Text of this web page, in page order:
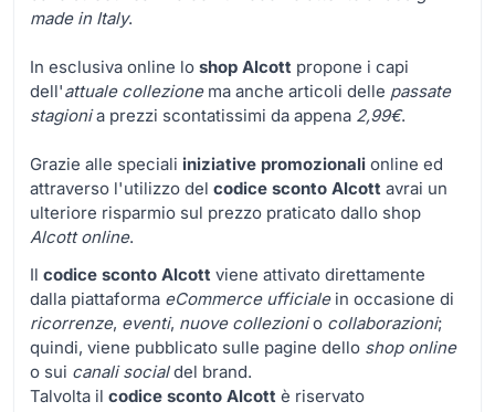
made in Italy.
In esclusiva online lo shop Alcott propone i capi
dell'attuale collezionema anche articoli delle passate
stagionia prezzi scontatissimi da appena 2,99€.
Grazie alle speciali iniziative promozionali online ed
attraverso l'utilizzo del codice sconto Alcott avrai un
ulteriore risparmio sul prezzo praticato dallo shop
Alcott online.
Il codice sconto Alcott viene attivato direttamente
dalla piattaforma eCommerce ufficialein occasione di
ricorrenze, eventi, nuove collezionio collaborazioni;
quindi, viene pubblicato sulle pagine dello shop online
o sui canali socialdel brand.
Talvolta il codice sconto Alcott è riservato